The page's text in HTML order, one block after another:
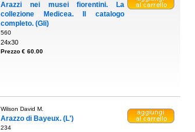
Arazzi nei musei fiorentini. La
collezione Medicea. Il catalogo
completo. (Gli)
560
24x30
Prezzo € 60.00
Wilson David M.
Arazzo di Bayeux. (L')
234